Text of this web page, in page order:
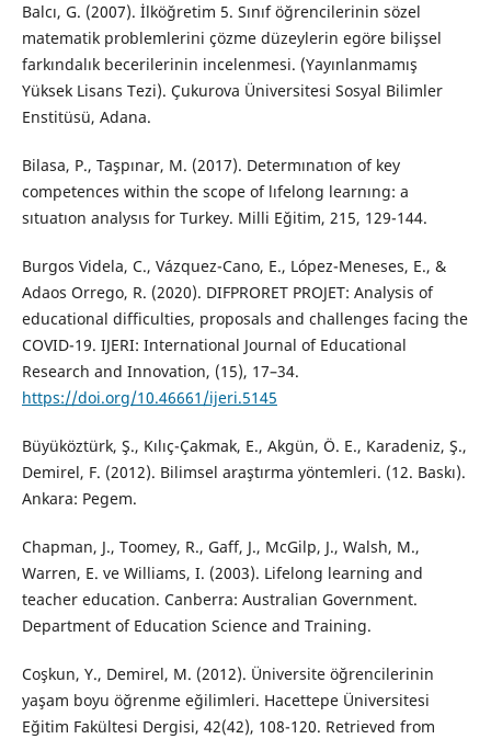
Balcı, G. (2007). İlköğretim 5. Sınıf öğrencilerinin sözel
matematik problemlerini çözme düzeylerin egöre bilişsel
farkındalık becerilerinin incelenmesi. (Yayınlanmamış
Yüksek Lisans Tezi). Çukurova Üniversitesi Sosyal Bilimler
Enstitüsü, Adana.
Bilasa, P., Taşpınar, M. (2017). Determınatıon of key
competences within the scope of lıfelong learnıng: a
sıtuatıon analysıs for Turkey. Milli Eğitim, 215, 129-144.
Burgos Videla, C., Vázquez-Cano, E., López-Meneses, E., &
Adaos Orrego, R. (2020). DIFPRORET PROJET: Analysis of
educational difficulties, proposals and challenges facing the
COVID-19. IJERI: International Journal of Educational
Research and Innovation, (15), 17–34.
https://doi.org/10.46661/ijeri.5145
Büyüköztürk, Ş., Kılıç-Çakmak, E., Akgün, Ö. E., Karadeniz, Ş.,
Demirel, F. (2012). Bilimsel araştırma yöntemleri. (12. Baskı).
Ankara: Pegem.
Chapman, J., Toomey, R., Gaff, J., McGilp, J., Walsh, M.,
Warren, E. ve Williams, I. (2003). Lifelong learning and
teacher education. Canberra: Australian Government.
Department of Education Science and Training.
Coşkun, Y., Demirel, M. (2012). Üniversite öğrencilerinin
yaşam boyu öğrenme eğilimleri. Hacettepe Üniversitesi
Eğitim Fakültesi Dergisi, 42(42), 108-120. Retrieved from